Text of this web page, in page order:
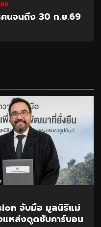
นจนถึง 30 ก.ย.69
จับมือ มูลนิธิแม่
หล่งดูดซับคาร์บอน